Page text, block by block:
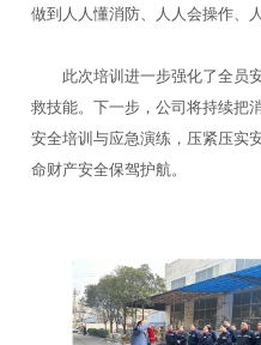
做到人人懂消防、人人会操作、
此次培训进一步强化了全员
救技能。下一步，公司将持续把
安全培训与应急演练，压紧压实
命财产安全保驾护航。